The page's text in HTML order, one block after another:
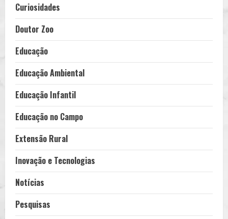
Curiosidades
Doutor Zoo
Educação
Educação Ambiental
Educação Infantil
Educação no Campo
Extensão Rural
Inovação e Tecnologias
Notícias
Pesquisas